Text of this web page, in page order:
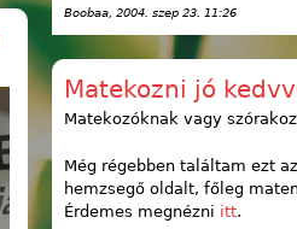
Boobaa , 2004. szep 23. 11:26
Matekozni jó
Matekozóknak vagy
Még régebben találtam ezt
hemzsegő oldalt, főleg
Érdemes megnézni itt.